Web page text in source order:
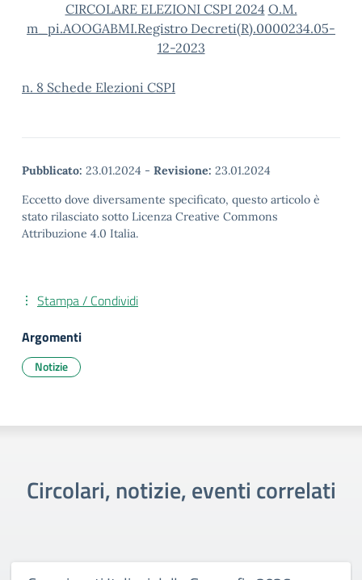
CIRCOLARE ELEZIONI CSPI 2024 O.M.
m_pi.AOOGABMI.Registro Decreti(R).0000234.05-
12-2023
n. 8 Schede Elezioni CSPI
Pubblicato: 23.01.2024 - Revisione: 23.01.2024
Eccetto dove diversamente specificato, questo articolo è
stato rilasciato sotto Licenza Creative Commons
Attribuzione 4.0 Italia.
Stampa / Condividi
Argomenti
Notizie
Circolari, notizie, eventi correlati